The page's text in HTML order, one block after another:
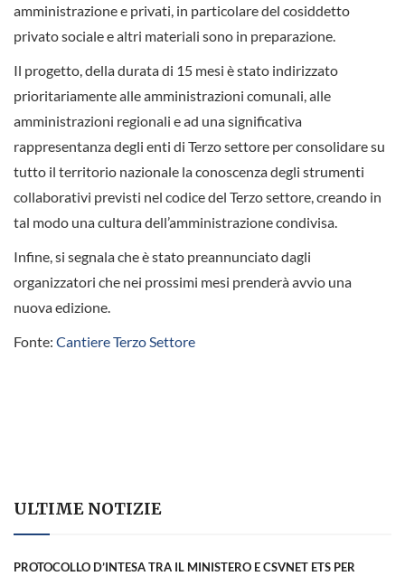
amministrazione e privati, in particolare del cosiddetto
privato sociale e altri materiali sono in preparazione.
Il progetto, della durata di 15 mesi è stato indirizzato
prioritariamente alle amministrazioni comunali, alle
amministrazioni regionali e ad una significativa
rappresentanza degli enti di Terzo settore per consolidare su
tutto il territorio nazionale la conoscenza degli strumenti
collaborativi previsti nel codice del Terzo settore, creando in
tal modo una cultura dell’amministrazione condivisa.
Infine, si segnala che è stato preannunciato dagli
organizzatori che nei prossimi mesi prenderà avvio una
nuova edizione.
Fonte: Cantiere Terzo Settore
ULTIME NOTIZIE
PROTOCOLLO D’INTESA TRA IL MINISTERO E CSVNET ETS PER